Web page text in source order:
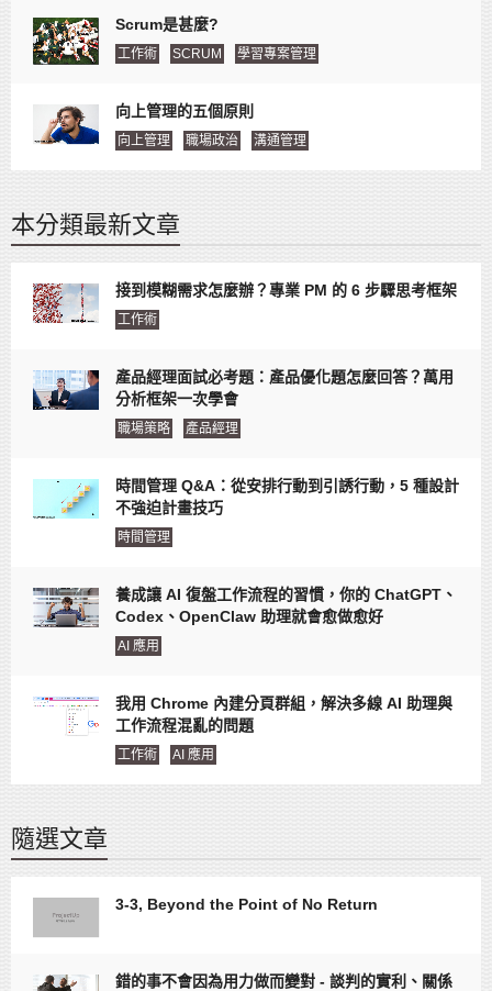
Scrum是甚麼?
工作術 SCRUM 學習專案管理
向上管理的五個原則
向上管理 職場政治 溝通管理
本分類最新文章
接到模糊需求怎麼辦？專業 PM 的 6 步驟思考框架
工作術
產品經理面試必考題：產品優化題怎麼回答？萬用
分析框架一次學會
職場策略 產品經理
時間管理 Q&A：從安排行動到引誘行動，5 種設計
不強迫計畫技巧
時間管理
養成讓 AI 復盤工作流程的習慣，你的 ChatGPT、
Codex、OpenClaw 助理就會愈做愈好
AI 應用
我用 Chrome 內建分頁群組，解決多線 AI 助理與
工作流程混亂的問題
工作術 AI 應用
隨選文章
3-3, Beyond the Point of No Return
錯的事不會因為用力做而變對 - 談判的實利、關係